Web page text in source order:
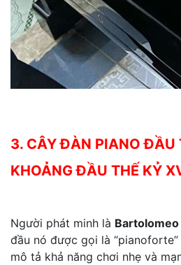
3. CÂY ĐÀN PIANO ĐẦU
KHOẢNG ĐẦU THẾ KỶ
Người phát minh là
đầu nó được gọi là “pianoforte”
mô tả khả năng chơi nhẹ và